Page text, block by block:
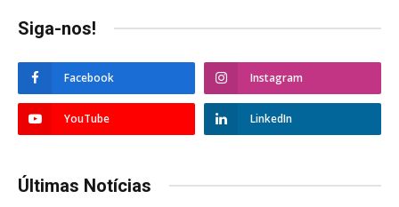
Siga-nos!
Facebook Instagram
YouTube LinkedIn
Últimas Notícias